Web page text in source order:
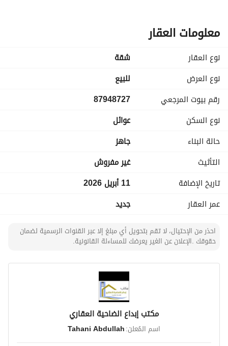
• صالة مريحة للعائلة
• 3 دورات مياه
• مطبخ مجهز
• غرفة غسيل
مميزات إضافية:
• مواقف سيارات خاصة
• عداد ماء وكهرباء مستقل لكل شقة
• صرف صحي (مشروع)
جودة وضمان:
• تأمين شامل (ملاذ)
• ضمان على الأدوات الكهربائية والصحية
اختيار مثالي يجمع بين الجودة والسعر والموقع
معلومات العقار
نوع العقار
شقة
نوع العرض
للبيع
رقم بيوت المرجعي
87948727
نوع السكن
عوائل
حالة البناء
جاهز
التأثيث
غير مفروش
تاريخ الإضافة
11 أبريل 2026
عمر العقار
جديد
احذر من الإحتيال، لا تقم بتحويل أي مبلغ إلا عبر القنوات الرسمية لضمان
حقوقك .الإعلان عن الغير يعرضك للمساءلة القانونية.
مكتب إبداع الضاحية العقاري
اسم المُعلن:Tahani Abdullah